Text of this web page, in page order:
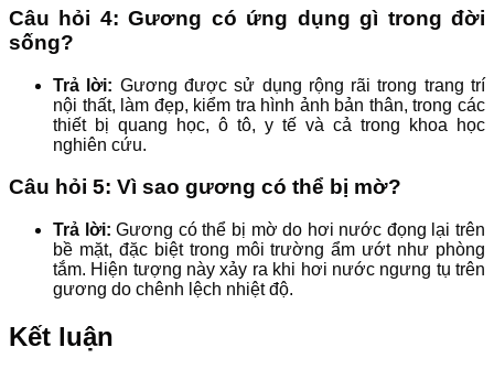
Câu hỏi 4: Gương có ứng dụng gì trong đời
sống?
Trả lời: Gương được sử dụng rộng rãi trong trang trí
nội thất, làm đẹp, kiểm tra hình ảnh bản thân, trong các
thiết bị quang học, ô tô, y tế và cả trong khoa học
nghiên cứu.
Câu hỏi 5: Vì sao gương có thể bị mờ?
Trả lời: Gương có thể bị mờ do hơi nước đọng lại trên
bề mặt, đặc biệt trong môi trường ẩm ướt như phòng
tắm. Hiện tượng này xảy ra khi hơi nước ngưng tụ trên
gương do chênh lệch nhiệt độ.
Kết luận